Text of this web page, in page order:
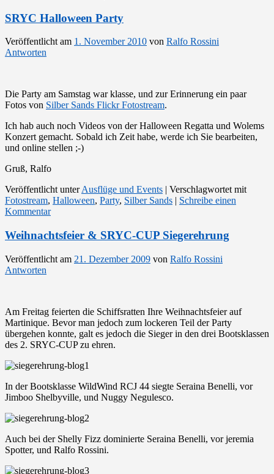
SRYC Halloween Party
Veröffentlicht am 1. November 2010 von Ralfo Rossini
Antworten
Die Party am Samstag war klasse, und zur Erinnerung ein paar
Fotos von Silber Sands Flickr Fotostream.
Ich hab auch noch Videos von der Halloween Regatta und Wolems
Konzert gemacht. Sobald ich Zeit habe, werde ich Sie bearbeiten,
und online stellen ;-)
Gruß, Ralfo
Veröffentlicht unter Ausflüge und Events | Verschlagwortet mit
Fotostream, Halloween, Party, Silber Sands | Schreibe einen
Kommentar
Weihnachtsfeier & SRYC-CUP Siegerehrung
Veröffentlicht am 21. Dezember 2009 von Ralfo Rossini
Antworten
Am Freitag feierten die Schiffsratten Ihre Weihnachtsfeier auf
Martinique. Bevor man jedoch zum lockeren Teil der Party
übergehen konnte, galt es jedoch die Sieger in den drei Bootsklassen
des 2. SRYC-CUP zu ehren.
In der Bootsklasse WildWind RCJ 44 siegte Seraina Benelli, vor
Jimboo Shelbyville, und Nuggy Negulesco.
Auch bei der Shelly Fizz dominierte Seraina Benelli, vor jeremia
Spotter, und Ralfo Rossini.